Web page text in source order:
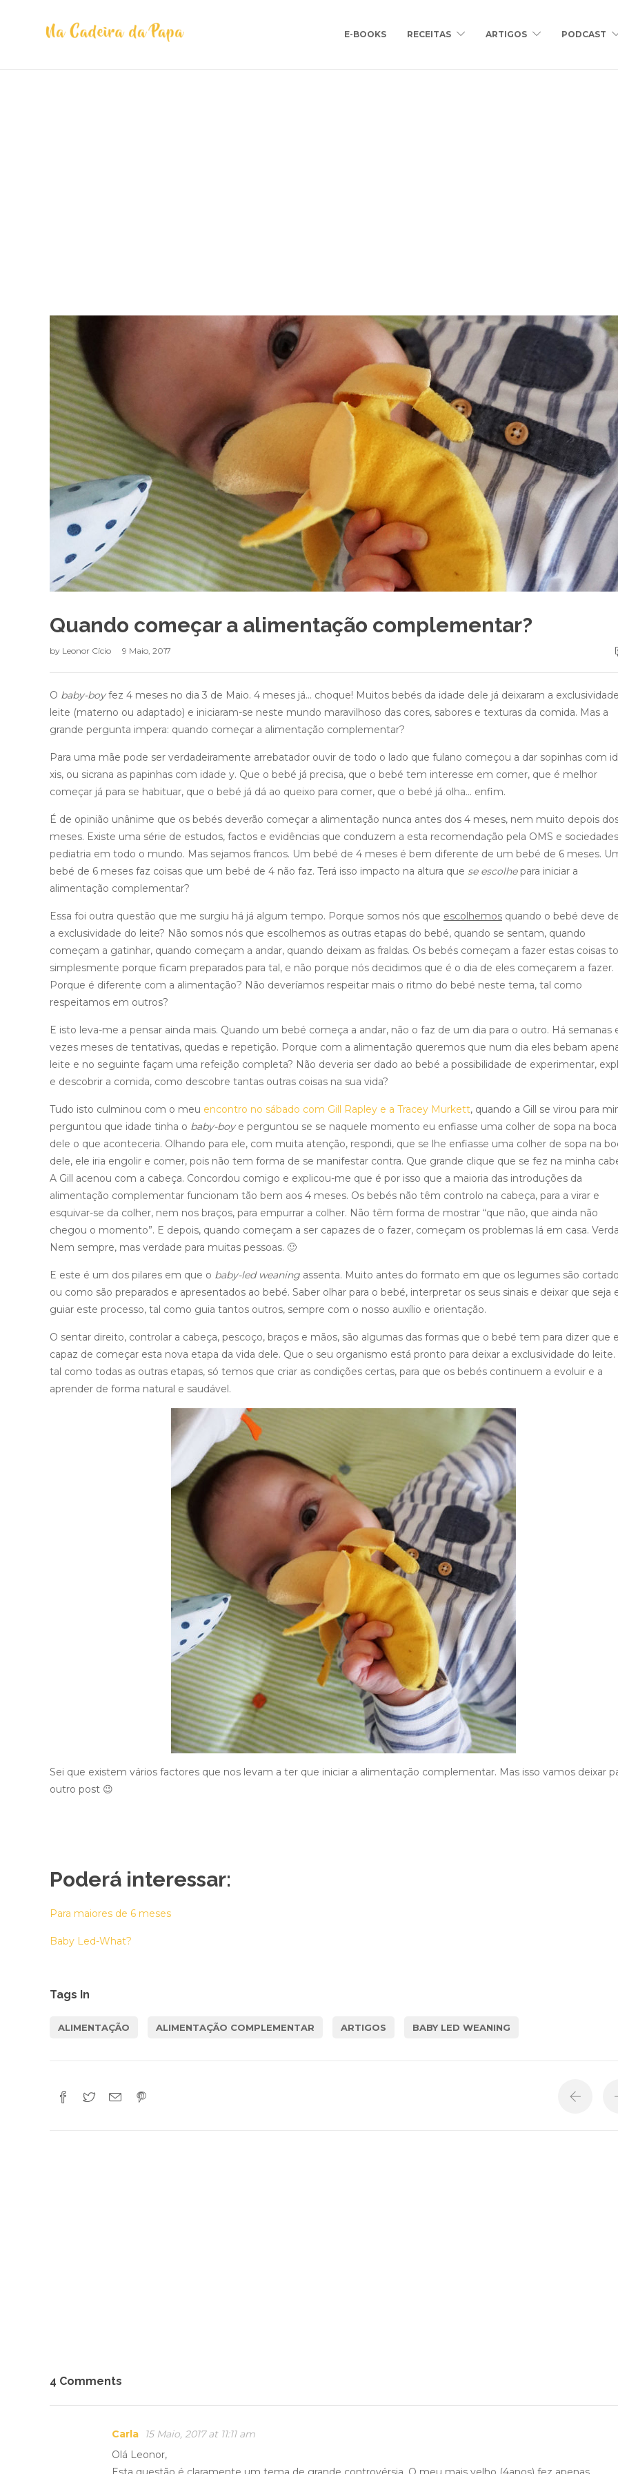
E-BOOKS RECEITAS ARTIGOS PODCAST
Quando começar a alimentação complementar?
by Leonor Cício 9 Maio, 2017
O baby-boyfez 4 meses no dia 3 de Maio. 4 meses já… choque! Muitos bebés da idade dele já deixaram a
leite (materno ou adaptado) e iniciaram-se neste mundo maravilhoso das cores, sabores e texturas da comida. Mas a
grande pergunta impera: quando começar a alimentação complementar?
Para uma mãe pode ser verdadeiramente arrebatador ouvir de todo o lado que fulano começou a dar sopinhas com
xis, ou sicrana as papinhas com idade y. Que o bebé já precisa, que o bebé tem interesse em comer, que é melhor
começar já para se habituar, que o bebé já dá ao queixo para comer, que o bebé já olha… enfim.
É de opinião unânime que os bebés deverão começar a alimentação nunca antes dos 4 meses, nem muito depois
meses. Existe uma série de estudos, factos e evidências que conduzem a esta recomendação pela OMS e
pediatria em todo o mundo. Mas sejamos francos. Um bebé de 4 meses é bem diferente de um bebé de 6 meses.
bebé de 6 meses faz coisas que um bebé de 4 não faz. Terá isso impacto na altura que se escolhepara iniciar a
alimentação complementar?
Essa foi outra questão que me surgiu há já algum tempo. Porque somos nós que escolhemos quando o bebé deve
a exclusividade do leite? Não somos nós que escolhemos as outras etapas do bebé, quando se sentam, quando
começam a gatinhar, quando começam a andar, quando deixam as fraldas. Os bebés começam a fazer estas coisas
simplesmente porque ficam preparados para tal, e não porque nós decidimos que é o dia de eles começarem a fazer.
Porque é diferente com a alimentação? Não deveríamos respeitar mais o ritmo do bebé neste tema, tal como
respeitamos em outros?
E isto leva-me a pensar ainda mais. Quando um bebé começa a andar, não o faz de um dia para o outro. Há semanas
vezes meses de tentativas, quedas e repetição. Porque com a alimentação queremos que num dia eles bebam
leite e no seguinte façam uma refeição completa? Não deveria ser dado ao bebé a possibilidade de experimentar,
e descobrir a comida, como descobre tantas outras coisas na sua vida?
Tudo isto culminou com o meu encontro no sábado com Gill Rapley e a Tracey Murkett, quando a Gill se virou para
perguntou que idade tinha o baby-boye perguntou se se naquele momento eu enfiasse uma colher de sopa na boca
dele o que aconteceria. Olhando para ele, com muita atenção, respondi, que se lhe enfiasse uma colher de sopa na
dele, ele iria engolir e comer, pois não tem forma de se manifestar contra. Que grande clique que se fez na minha
A Gill acenou com a cabeça. Concordou comigo e explicou-me que é por isso que a maioria das introduções da
alimentação complementar funcionam tão bem aos 4 meses. Os bebés não têm controlo na cabeça, para a virar e
esquivar-se da colher, nem nos braços, para empurrar a colher. Não têm forma de mostrar “que não, que ainda não
chegou o momento”. E depois, quando começam a ser capazes de o fazer, começam os problemas lá em casa.
Nem sempre, mas verdade para muitas pessoas. 🙂
E este é um dos pilares em que o baby-led weaning assenta. Muito antes do formato em que os legumes são
ou como são preparados e apresentados ao bebé. Saber olhar para o bebé, interpretar os seus sinais e deixar que seja
guiar este processo, tal como guia tantos outros, sempre com o nosso auxílio e orientação.
O sentar direito, controlar a cabeça, pescoço, braços e mãos, são algumas das formas que o bebé tem para dizer que
capaz de começar esta nova etapa da vida dele. Que o seu organismo está pronto para deixar a exclusividade do leite.
tal como todas as outras etapas, só temos que criar as condições certas, para que os bebés continuem a evoluir e a
aprender de forma natural e saudável.
Sei que existem vários factores que nos levam a ter que iniciar a alimentação complementar. Mas isso vamos deixar
outro post 😉
Poderá interessar:
Para maiores de 6 meses
Baby Led-What?
Tags In
ALIMENTAÇÃO ALIMENTAÇÃO COMPLEMENTAR ARTIGOS BABY LED WEANING
4 Comments
Carla
15 Maio, 2017 at 11:11 am
Olá Leonor,